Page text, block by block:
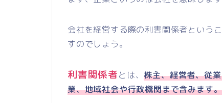
会社を経営する際の利害関係者という
すのでしょう。
利害関係者とは、株主、経営者、従
業、地域社会や行政機関まで含みます。